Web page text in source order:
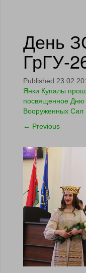
День
ГрГУ-
Published
Янки Купалы
посвященное Дню
Вооруженных Сил
← Previous